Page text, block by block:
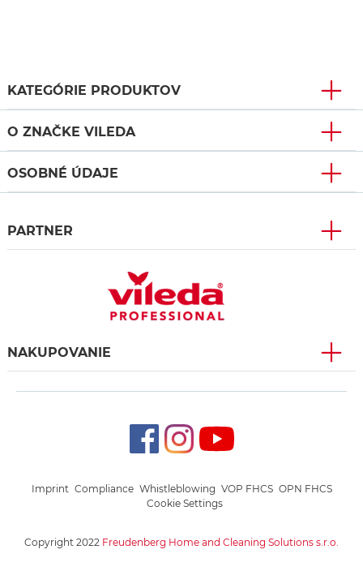
KATEGÓRIE PRODUKTOV
O ZNAČKE VILEDA
OSOBNÉ ÚDAJE
PARTNER
NAKUPOVANIE
Copyright 2022 Freudenberg Home and Cleaning Solutions s.r.o.
Imprint Compliance Whistleblowing VOP FHCS OPN FHCS
Cookie Settings